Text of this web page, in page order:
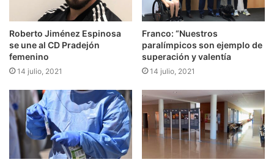
Roberto Jiménez Espinosa
se une al CD Pradejón
femenino
14 julio, 2021
Franco: “Nuestros
paralímpicos son ejemplo de
superación y valentía
14 julio, 2021